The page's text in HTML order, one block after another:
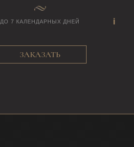
ДО 7 КАЛЕНДАРНЫХ ДНЕЙ
ЗАКАЗАТЬ